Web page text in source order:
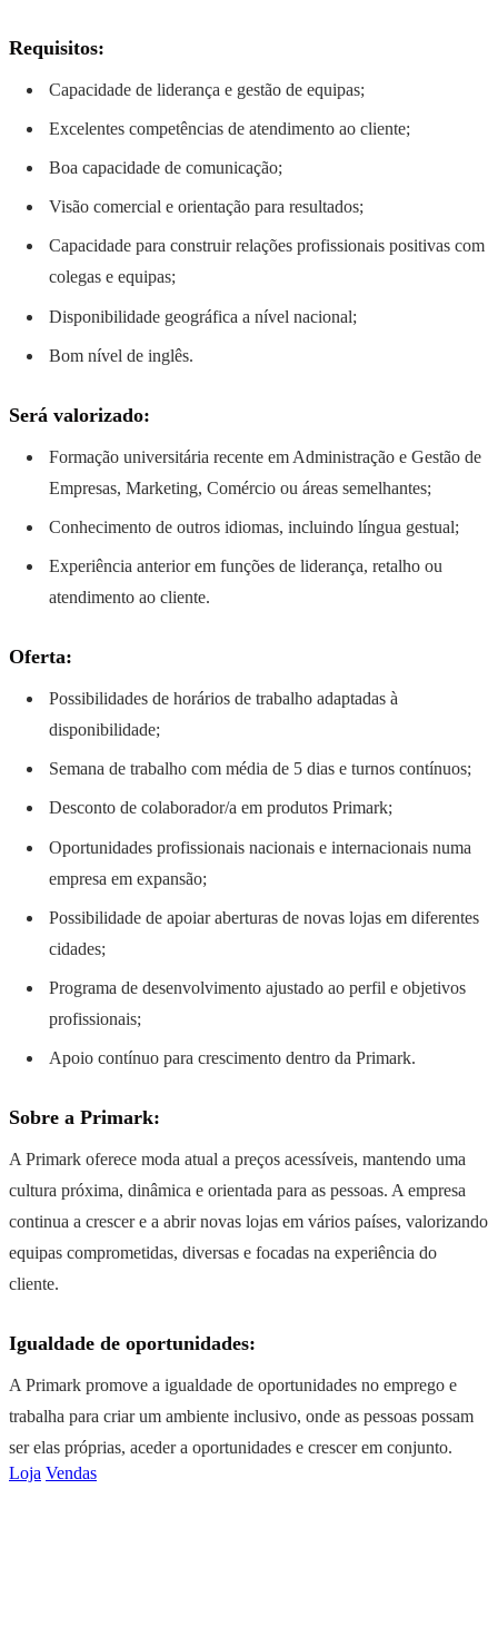
Requisitos:
Capacidade de liderança e gestão de equipas;
Excelentes competências de atendimento ao cliente;
Boa capacidade de comunicação;
Visão comercial e orientação para resultados;
Capacidade para construir relações profissionais positivas com
colegas e equipas;
Disponibilidade geográfica a nível nacional;
Bom nível de inglês.
Será valorizado:
Formação universitária recente em Administração e Gestão de
Empresas, Marketing, Comércio ou áreas semelhantes;
Conhecimento de outros idiomas, incluindo língua gestual;
Experiência anterior em funções de liderança, retalho ou
atendimento ao cliente.
Oferta:
Possibilidades de horários de trabalho adaptadas à
disponibilidade;
Semana de trabalho com média de 5 dias e turnos contínuos;
Desconto de colaborador/a em produtos Primark;
Oportunidades profissionais nacionais e internacionais numa
empresa em expansão;
Possibilidade de apoiar aberturas de novas lojas em diferentes
cidades;
Programa de desenvolvimento ajustado ao perfil e objetivos
profissionais;
Apoio contínuo para crescimento dentro da Primark.
Sobre a Primark:
A Primark oferece moda atual a preços acessíveis, mantendo uma
cultura próxima, dinâmica e orientada para as pessoas. A empresa
continua a crescer e a abrir novas lojas em vários países, valorizando
equipas comprometidas, diversas e focadas na experiência do
cliente.
Igualdade de oportunidades:
A Primark promove a igualdade de oportunidades no emprego e
trabalha para criar um ambiente inclusivo, onde as pessoas possam
ser elas próprias, aceder a oportunidades e crescer em conjunto.
Loja Vendas